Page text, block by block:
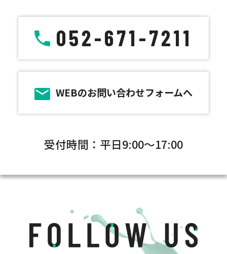
052-671-7211
WEBのお問い合わせフォームへ
受付時間：平日9:00～17:00